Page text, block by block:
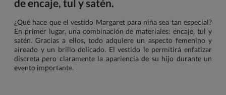
de encaje, tul y satén.
¿Qué hace que el vestido Margaret para niña sea tan especial?
En primer lugar, una combinación de materiales: encaje, tul y
satén. Gracias a ellos, todo adquiere un aspecto femenino y
aireado y un brillo delicado. El vestido le permitirá enfatizar
discreta pero claramente la apariencia de su hijo durante un
evento importante.